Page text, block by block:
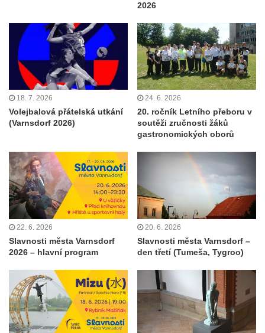
2026
18. 7. 2026
Volejbalová přátelská utkání
(Varnsdorf 2026)
24. 6. 2026
20. ročník Letního přeboru v
soutěži zručnosti žáků
gastronomických oborů
22. 6. 2026
Slavnosti města Varnsdorf
2026 – hlavní program
20. 6. 2026
Slavnosti města Varnsdorf –
den třetí (Tumeša, Tygroo)